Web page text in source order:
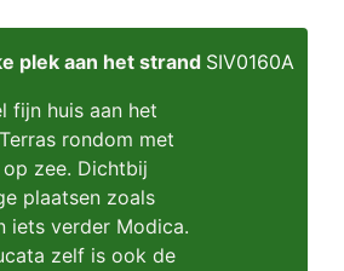
plek aan het strand
fijn huis aan het
rondom met
zee. Dichtbij
plaatsen zoals
iets verder Modica.
zelf is ook de
SIV0160A